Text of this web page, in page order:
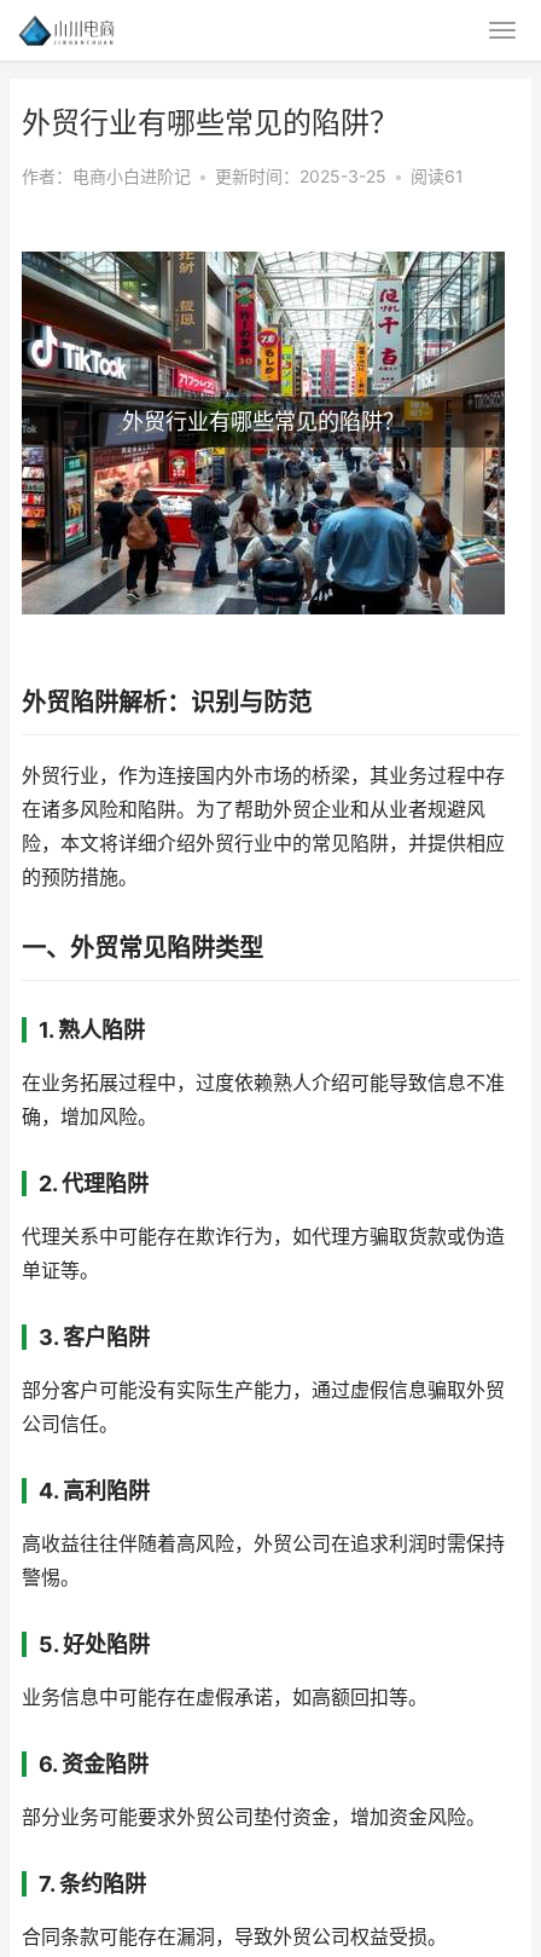
外贸行业有哪些常见的陷阱？
作者：电商小白进阶记 • 更新时间：2025-3-25 • 阅读61
外贸行业有哪些常见的陷阱？
外贸陷阱解析：识别与防范
外贸行业，作为连接国内外市场的桥梁，其业务过程中存
在诸多风险和陷阱。为了帮助外贸企业和从业者规避风
险，本文将详细介绍外贸行业中的常见陷阱，并提供相应
的预防措施。
一、外贸常见陷阱类型
1. 熟人陷阱
在业务拓展过程中，过度依赖熟人介绍可能导致信息不准
确，增加风险。
2. 代理陷阱
代理关系中可能存在欺诈行为，如代理方骗取货款或伪造
单证等。
3. 客户陷阱
部分客户可能没有实际生产能力，通过虚假信息骗取外贸
公司信任。
4. 高利陷阱
高收益往往伴随着高风险，外贸公司在追求利润时需保持
警惕。
5. 好处陷阱
业务信息中可能存在虚假承诺，如高额回扣等。
6. 资金陷阱
部分业务可能要求外贸公司垫付资金，增加资金风险。
7. 条约陷阱
合同条款可能存在漏洞，导致外贸公司权益受损。